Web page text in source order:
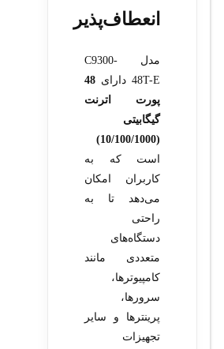
انعطاف‌پذیر
مدل C9300-
48T-E دارای
48
پورت اترنت
گیگابیتی
(10/100/1000)
است که به
کاربران امکان
می‌دهد تا به
راحتی
دستگاه‌های
متعددی مانند
کامپیوترها،
سرورها،
پرینترها و سایر
تجهیزات